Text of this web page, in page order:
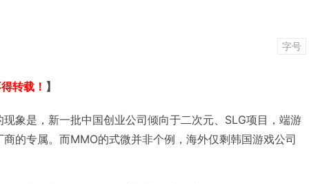
字号
转载！ 】
象是，新一批中国创业公司倾向于二次元、SLG项目，端游
的专属。而MMO的式微并非个例，海外仅剩韩国游戏公司